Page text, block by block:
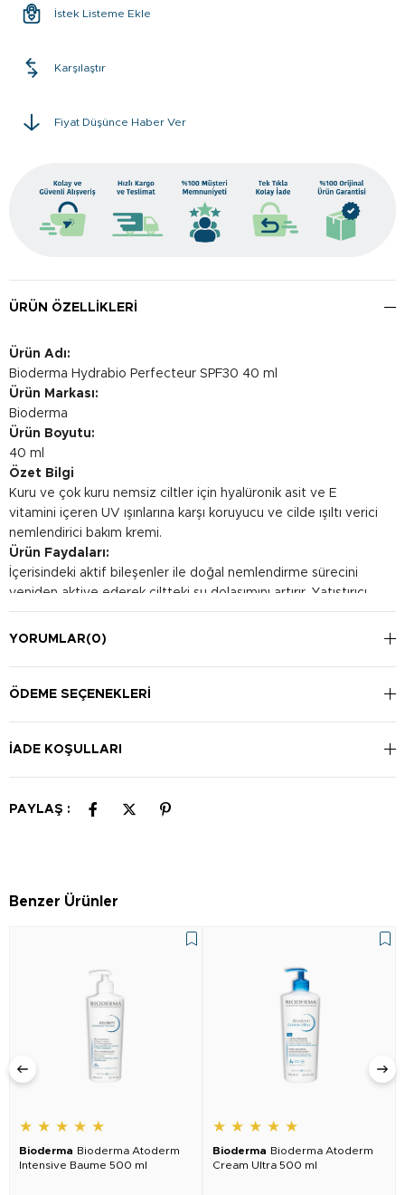
İstek Listeme Ekle
Karşılaştır
Fiyat Düşünce Haber Ver
ÜRÜN ÖZELLIKLERI
Ürün Adı:
Bioderma Hydrabio Perfecteur SPF30 40 ml
Ürün Markası:
Bioderma
Ürün Boyutu:
40 ml
Özet Bilgi
Kuru ve çok kuru nemsiz ciltler için hyalüronik asit ve E
vitamini içeren UV ışınlarına karşı koruyucu ve cilde ışıltı verici
nemlendirici bakım kremi.
Ürün Faydaları:
İçerisindeki aktif bileşenler ile doğal nemlendirme sürecini
yeniden aktive ederek ciltteki su dolaşımını artırır. Yatıştırıcı
aktif içerikler ile cildin doğal ışıltısına yeniden kavuşmasına ve
canlılık kazanmasına yardımcı olur. İçerdiği SPF 30 ile cildi
İyice temizlenmiş ciltte yüz ve boyun bölgesine sabahları
YORUMLAR(0)
ÖDEME SEÇENEKLERI
İADE KOŞULLARI
PAYLAŞ :
Benzer Ürünler
★ ★ ★ ★ ★
Bioderma Bioderma Atoderm
Intensive Baume 500 ml
★ ★ ★ ★ ★
Bioderma Bioderma Atoderm
Cream Ultra 500 ml